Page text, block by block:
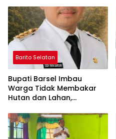
Barito Selatan
Bupati Barsel Imbau
Warga Tidak Membakar
Hutan dan Lahan,
Bebas Kabut Asap